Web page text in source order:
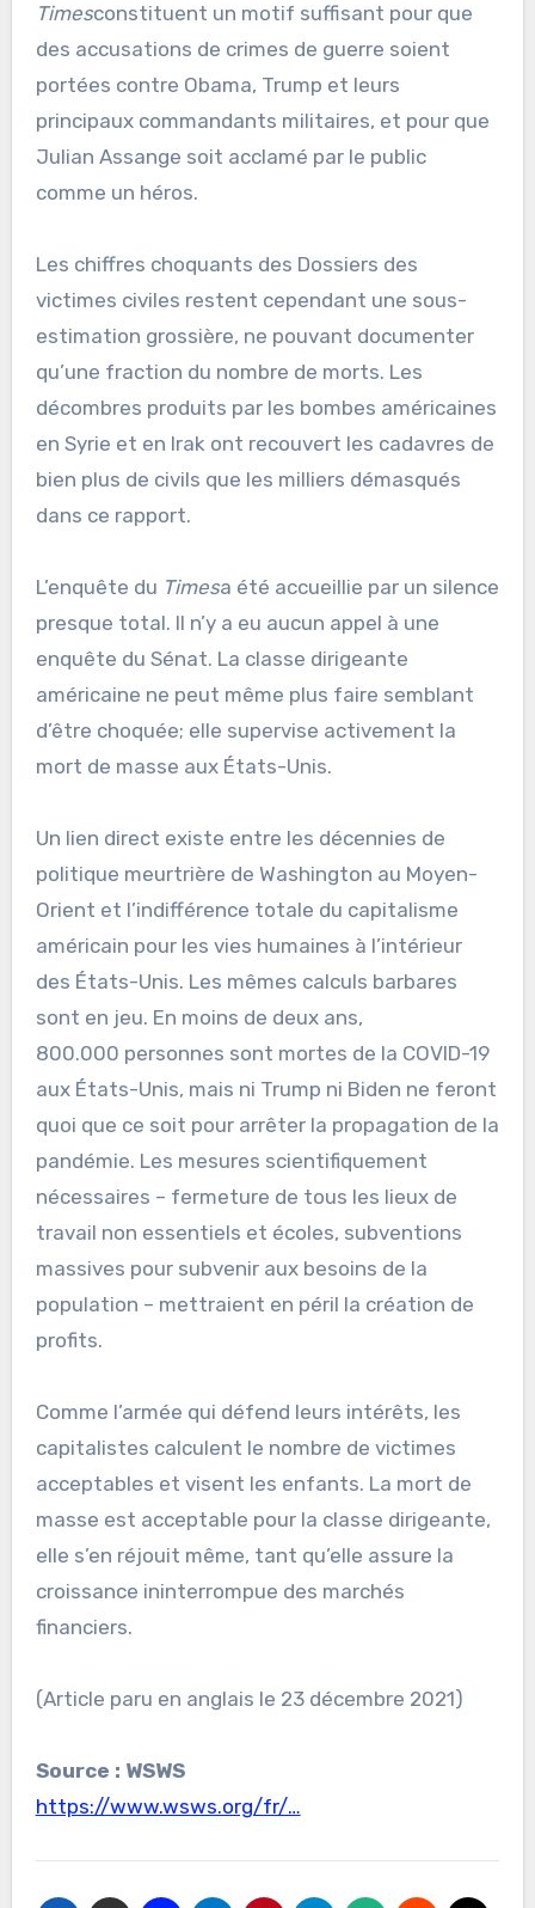
Timesconstituent un motif suffisant pour que
des accusations de crimes de guerre soient
portées contre Obama, Trump et leurs
principaux commandants militaires, et pour que
Julian Assange soit acclamé par le public
comme un héros.
Les chiffres choquants des Dossiers des
victimes civiles restent cependant une sous-
estimation grossière, ne pouvant documenter
qu’une fraction du nombre de morts. Les
décombres produits par les bombes américaines
en Syrie et en Irak ont recouvert les cadavres de
bien plus de civils que les milliers démasqués
dans ce rapport.
L’enquête du Timesa été accueillie par un silence
presque total. Il n’y a eu aucun appel à une
enquête du Sénat. La classe dirigeante
américaine ne peut même plus faire semblant
d’être choquée; elle supervise activement la
mort de masse aux États-Unis.
Un lien direct existe entre les décennies de
politique meurtrière de Washington au Moyen-
Orient et l’indifférence totale du capitalisme
américain pour les vies humaines à l’intérieur
des États-Unis. Les mêmes calculs barbares
sont en jeu. En moins de deux ans,
800.000 personnes sont mortes de la COVID-19
aux États-Unis, mais ni Trump ni Biden ne feront
quoi que ce soit pour arrêter la propagation de la
pandémie. Les mesures scientifiquement
nécessaires – fermeture de tous les lieux de
travail non essentiels et écoles, subventions
massives pour subvenir aux besoins de la
population – mettraient en péril la création de
profits.
Comme l’armée qui défend leurs intérêts, les
capitalistes calculent le nombre de victimes
acceptables et visent les enfants. La mort de
masse est acceptable pour la classe dirigeante,
elle s’en réjouit même, tant qu’elle assure la
croissance ininterrompue des marchés
financiers.
(Article paru en anglais le 23 décembre 2021)
Source : WSWS
https://www.wsws.org/fr/…